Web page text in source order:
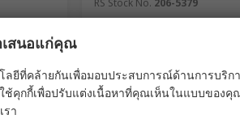
ถุง
RS Stock No. 206-5379
จำนวน / Quantity
เสนอแก่คุณ
ลยีที่คล้ายกันเพื่อมอบประสบการณ์ด้านการบริก
ช้คุกกี้เพื่อปรับแต่งเนื้อหาที่คุณเห็นในแบบของ
รา